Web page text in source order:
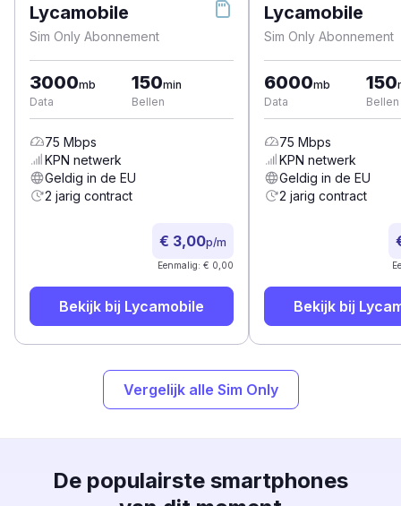
Lycamobile
Sim Only Abonnement
3000mb
Data
150min
Bellen
75 Mbps
KPN netwerk
Geldig in de EU
2 jarig contract
€ 3,00p/m
Eenmalig: € 0,00
Bekijk bij Lycamobile
Lycamobile
Sim Only Abonnement
6000mb
Data
150
Bellen
75 Mbps
KPN netwerk
Geldig in de EU
2 jarig contract
Bekijk bij
Vergelijk alle Sim Only
De populairste smartphones